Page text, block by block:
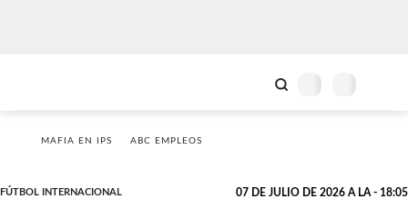
MAFIA EN IPS ABC EMPLEOS
FÚTBOL INTERNACIONAL 07 DE JULIO DE 2026 A LA - 18:05